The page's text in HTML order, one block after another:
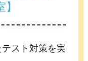
スト対策を実